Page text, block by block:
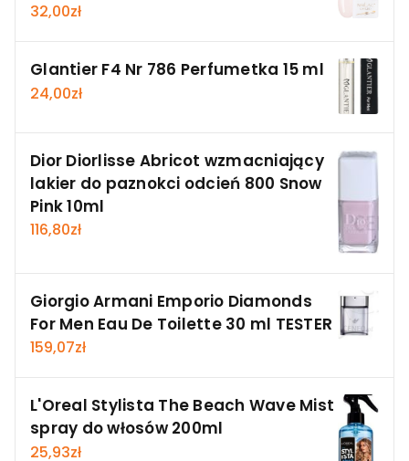
32,00zł
Glantier F4 Nr 786 Perfumetka 15 ml
24,00zł
Dior Diorlisse Abricot wzmacniający
lakier do paznokci odcień 800 Snow
Pink 10ml
116,80zł
Giorgio Armani Emporio Diamonds
For Men Eau De Toilette 30 ml TESTER
159,07zł
L'Oreal Stylista The Beach Wave Mist
spray do włosów 200ml
25,93zł